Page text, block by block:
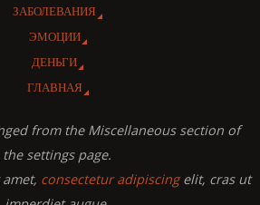
ЗАБОЛЕВАНИЯ
ЭМОЦИИ
ДЕНЬГИ
ГЛАВНАЯ
from the Miscellaneous section of
the settings page.
consectetur adipiscingelit, cras ut